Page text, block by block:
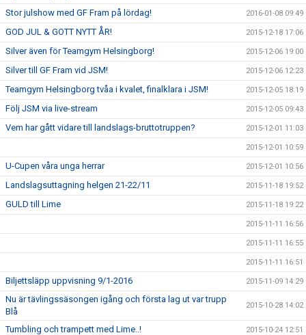
Stor julshow med GF Fram på lördag! 2016-01-08 09:49
GOD JUL & GOTT NYTT ÅR! 2015-12-18 17:06
Silver även för Teamgym Helsingborg! 2015-12-06 19:00
Silver till GF Fram vid JSM! 2015-12-06 12:23
Teamgym Helsingborg tvåa i kvalet, finalklara i JSM! 2015-12-05 18:19
Följ JSM via live-stream 2015-12-05 09:43
Vem har gått vidare till landslags-bruttotruppen? 2015-12-01 11:03
2015-12-01 10:59
U-Cupen våra unga herrar 2015-12-01 10:56
Landslagsuttagning helgen 21-22/11 2015-11-18 19:52
GULD till Lime 2015-11-18 19:22
2015-11-11 16:56
2015-11-11 16:55
2015-11-11 16:51
Biljettsläpp uppvisning 9/1-2016 2015-11-09 14:29
Nu är tävlingssäsongen igång och första lag ut var trupp
Blå
2015-10-28 14:02
Tumbling och trampett med Lime..! 2015-10-24 12:51